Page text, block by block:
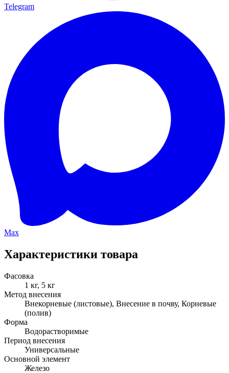
Telegram
Max
Характеристики товара
Фасовка
1 кг, 5 кг
Метод внесения
Внекорневые (листовые), Внесение в почву, Корневые
(полив)
Форма
Водорастворимые
Период внесения
Универсальные
Основной элемент
Железо